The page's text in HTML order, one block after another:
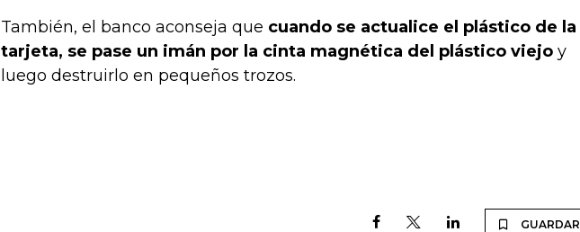
También, el banco aconseja que cuando se actualice el plástico de la
tarjeta, se pase un imán por la cinta magnética del plástico viejo y
luego destruirlo en pequeños trozos.
GUARDAR